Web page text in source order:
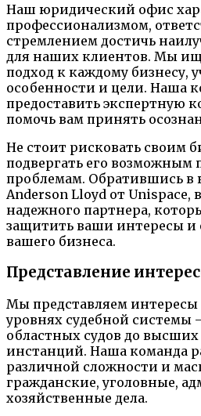
Наш юридический офис
профессионализмом,
стремлением достичь
для наших клиентов. Мы
подход к каждому бизнесу,
особенности и цели. Наша
предоставить экспертную
помочь вам принять
Не стоит рисковать своим
подвергать его возможным
проблемам. Обратившись
Anderson Lloyd от Unispace,
надежного партнера,
защитить ваши интересы и
вашего бизнеса.
Представление
Мы представляем интересы
уровнях судебной
областных судов до
инстанций. Наша команда
различной сложности и
гражданские, уголовные,
хозяйственные дела.